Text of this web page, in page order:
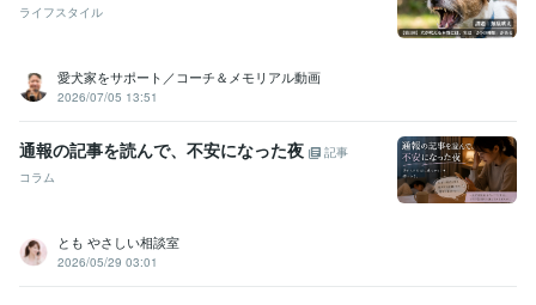
ライフスタイル
愛犬家をサポート／コーチ＆メモリアル動画
2026/07/05 13:51
通報の記事を読んで、不安になった夜
記事
コラム
とも やさしい相談室
2026/05/29 03:01